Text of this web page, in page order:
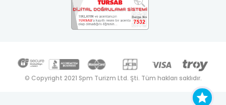
© Copyright 2021 Spm Turizm Ltd. Şti. Tüm hakları saklıdır.